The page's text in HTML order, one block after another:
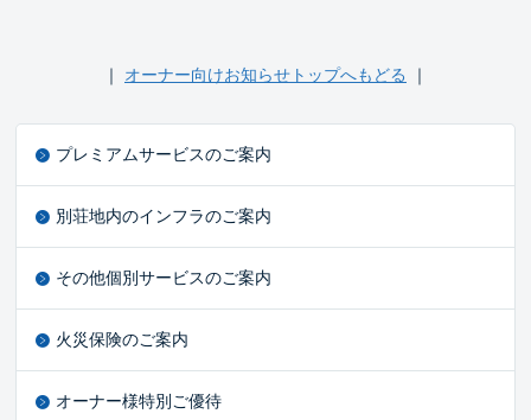
｜ オーナー向けお知らせトップへもどる ｜
プレミアムサービスのご案内
別荘地内のインフラのご案内
その他個別サービスのご案内
火災保険のご案内
オーナー様特別ご優待